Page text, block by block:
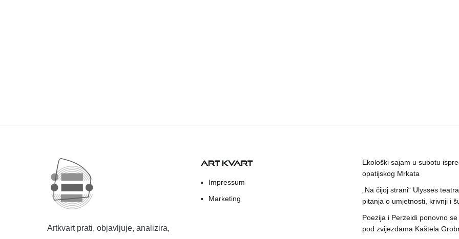
Artkvart prati, objavljuje, analizira,
ART KVART
Impressum
Marketing
Ekološki sajam u subotu
opatijskog Mrkata
„Na čijoj strani“ Ulysses
pitanja o umjetnosti, krivnji i
Poezija i Perzeidi ponovno
pod zvijezdama Kaštela